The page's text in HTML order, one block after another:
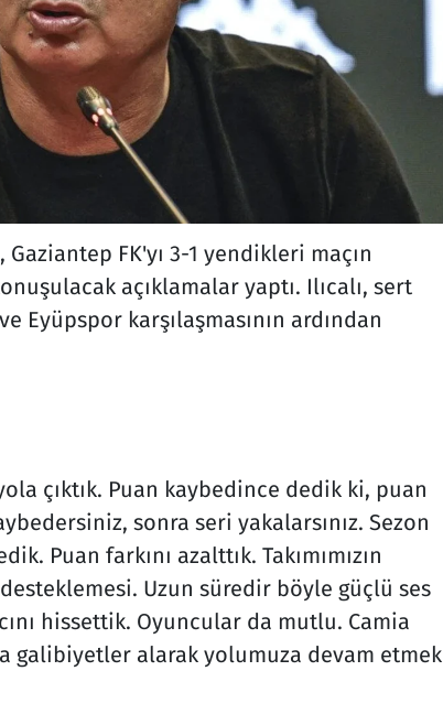
Gaziantep FK'yı 3-1 yendikleri maçın
açıklamalar yaptı. Ilıcalı, sert
Eyüpspor karşılaşmasının ardından
çıktık. Puan kaybedince dedik ki, puan
sonra seri yakalarsınız. Sezon
Puan farkını azalttık. Takımımızın
Uzun süredir böyle güçlü ses
hissettik. Oyuncular da mutlu. Camia
galibiyetler alarak yolumuza devam etmek